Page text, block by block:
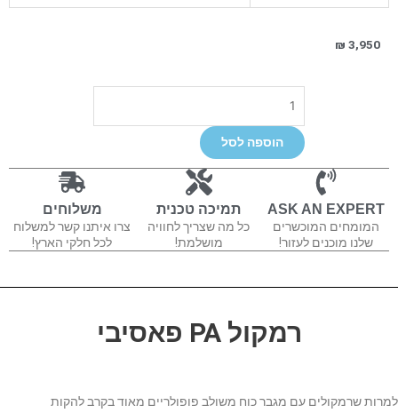
₪ 3,950
כמות
של
EKX12
הוספה לסל
ASK AN EXPERT
המומחים המוכשרים
שלנו מוכנים לעזור!
תמיכה טכנית
כל מה שצריך לחוויה
מושלמת!
משלוחים
צרו איתנו קשר למשלוח
לכל חלקי הארץ!
רמקול PA פאסיבי
למרות שרמקולים עם מגבר כוח משולב פופולריים מאוד בקרב להקות